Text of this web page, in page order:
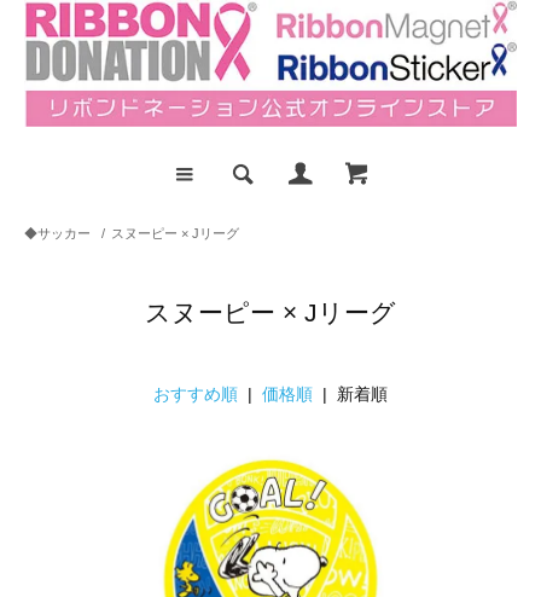
◆サッカー / スヌーピー × Jリーグ
スヌーピー × Jリーグ
おすすめ順 | 価格順 | 新着順